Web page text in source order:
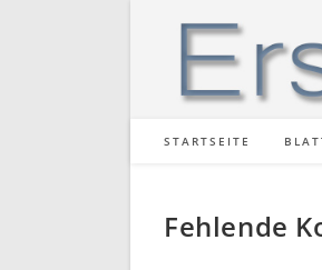
STARTSEITE
Fehlende